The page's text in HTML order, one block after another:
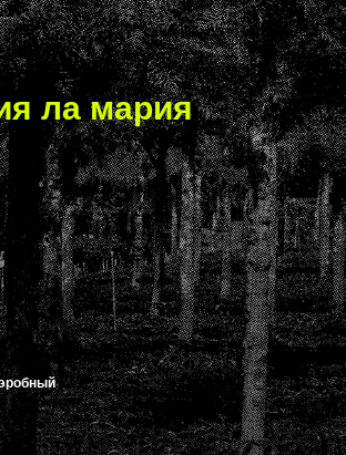
меню корзина
ла мария